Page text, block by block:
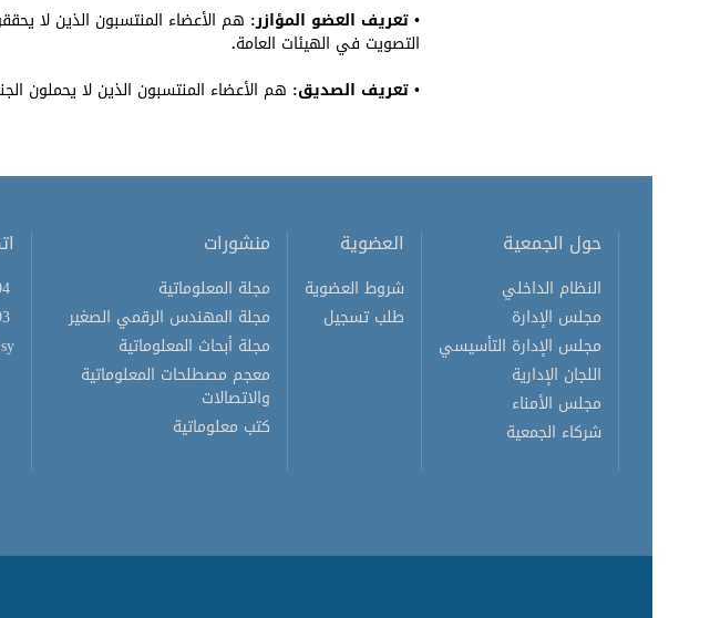
• تعريف العضو المؤازر: هم الأعضاء المنتسبون الذين لا
التصويت في الهيئات العامة.
• تعريف الصديق: هم الأعضاء المنتسبون الذين لا يحملون
حول الجمعية
النظام الداخلي
مجلس الإدارة
مجلس الإدارة التأسيسي
اللجان الإدارية
مجلس الأمناء
شركاء الجمعية
العضوية
شروط العضوية
طلب تسجيل
منشورات
مجلة المعلوماتية
مجلة المهندس الرقمي الصغير
مجلة أبحاث المعلوماتية
معجم مصطلحات المعلوماتية
والاتصالات
كتب معلوماتية